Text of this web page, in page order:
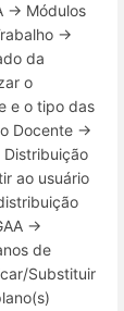
→ Módulos
→
da
o
e o tipo das
Docente →
ao usuário
→
de
Substituir